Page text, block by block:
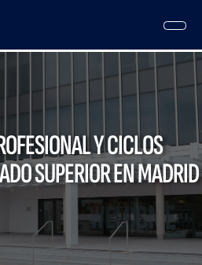
Y CICLOS
SUPERIOR EN MADRID